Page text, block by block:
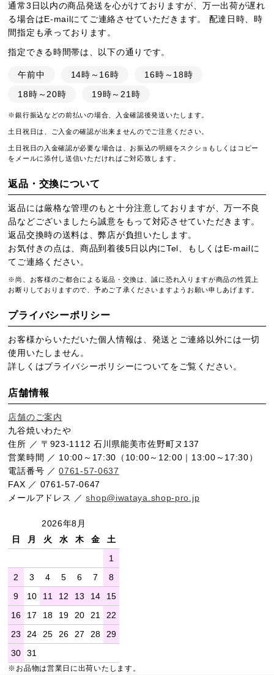
通常3日以内の商品発送を心がけておりますが、万一出荷が遅れ
る場合はE-mailにてご連絡させていただきます。 配達日時、時
間指定も承っております。
指定できる時間帯は、以下の通りです。
午前中 14時～16時
16時～18時
18時～20時
19時～21時
※銀行振込などの前払いの場合、入金確認後発送いたします。
土日祝日は、ご入金の確認が出来ませんのでご注意ください。
土日祝日の入金確認が必要な場合は、お振込の明細をスクショもしくはコピー
をメールに添付し送信いただければご対応致します。
返品・交換について
返品には厳格な管理のもと十分注意しておりますが、万一不良
品などございましたら誠意をもって対応させていただきます。
返品交換時の送料は、弊店が負担いたします。
お気付きの点は、商品到着後5日以内にTel、もしくはE-mailに
てご連絡ください。
※尚、お客様のご都合による返品・交換は、誠に恐れ入りますが商品の性質上
お断りしておりますので、予めご了承くださいますようお願い申しあげます。
プライバシーポリシー
お客様からいただいた個人情報は、発送とご連絡以外には一切
使用いたしません。
詳しくはプライバシーポリシーについてをご覧ください。
店舗情報
店舗のご案内
九谷焼いわたや
住所 ／ 〒923-1112 石川県能美市佐野町ヌ137
営業時間 ／ 10:00～17:30（10:00～12:00｜13:00～17:30）
電話番号 ／0761-57-0637
FAX ／ 0761-57-0647
メールアドレス ／shop@iwataya.shop-pro.jp
2026年8月
日
月 火 水 木 金
土
1
2
3 4 5 6 7
8
9
10 11 12 13 14
15
16
17 18 19 20 21
22
23
24 25 26 27 28
29
30
31
※お品物は営業日に出荷いたします。